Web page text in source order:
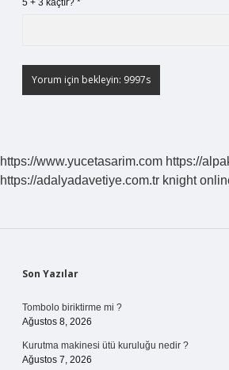
5 + 3 kaçtır? *
https://www.yucetasarim.com https://
https://adalyadavetiye.com.tr knight
Sidebar
Son Yazılar
Tombolo biriktirme mi ?
Ağustos 8, 2026
Kurutma makinesi ütü kuruluğu nedir ?
Ağustos 7, 2026